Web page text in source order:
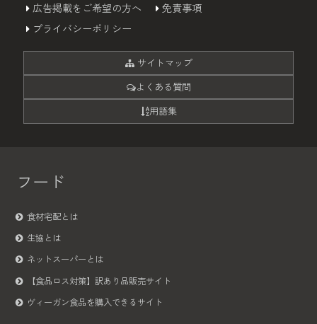
広告掲載をご希望の方へ
免責事項
プライバシーポリシー
サイトマップ
よくある質問
用語集
フード
食材宅配とは
生協とは
ネットスーパーとは
【食品ロス対策】訳あり品販売サイト
ヴィーガン食品を購入できるサイト